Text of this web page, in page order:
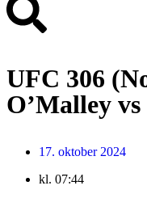
UFC 306
O’Malley
17. oktober 2024
kl. 07:44